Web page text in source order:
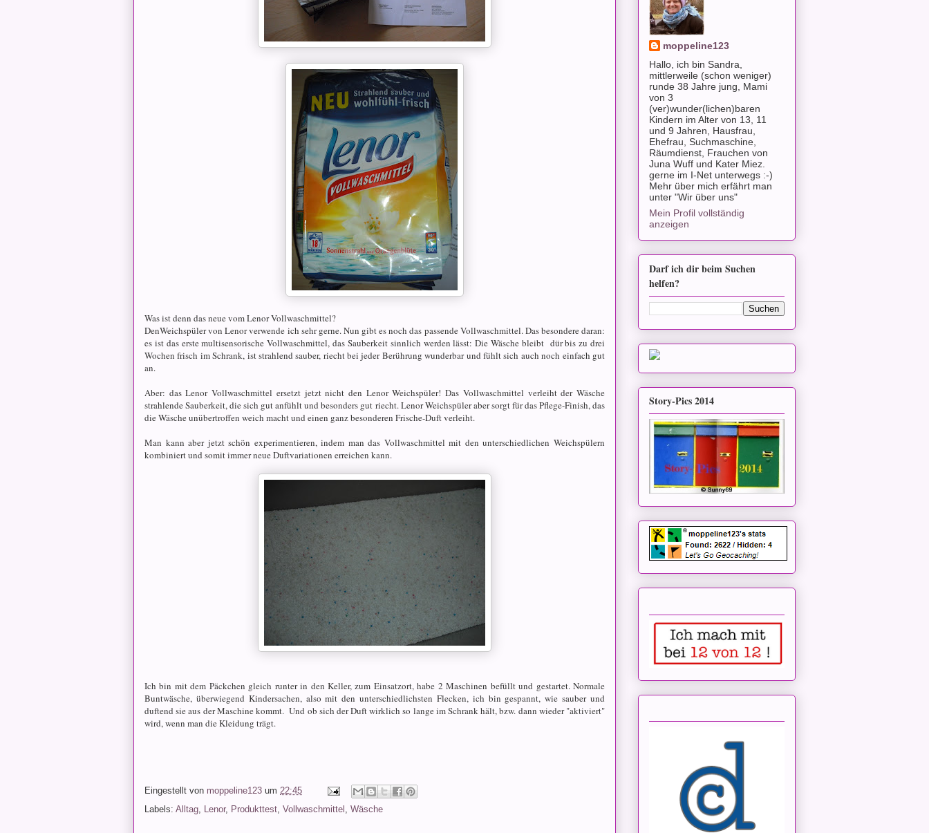
Was ist denn das neue vom Lenor Vollwaschmittel?
DenWeichspüler von Lenor verwende ich sehr gerne. Nun gibt es noch das passende Vollwaschmittel. Das besondere daran:
es ist das erste multisensorische Vollwaschmittel, das Sauberkeit sinnlich werden lässt: Die Wäsche bleibt dür bis zu drei
Wochen frisch im Schrank, ist strahlend sauber, riecht bei jeder Berührung wunderbar und fühlt sich auch noch einfach gut
an.
Aber: das Lenor Vollwaschmittel ersetzt jetzt nicht den Lenor Weichspüler! Das Vollwaschmittel verleiht der Wäsche
strahlende Sauberkeit, die sich gut anfühlt und besonders gut riecht. Lenor Weichspüler aber sorgt für das Pflege-Finish, das
die Wäsche unübertroffen weich macht und einen ganz besonderen Frische-Duft verleiht.
Man kann aber jetzt schön experimentieren, indem man das Vollwaschmittel mit den unterschiedlichen Weichspülern
kombiniert und somit immer neue Duftvariationen erreichen kann.
Ich bin mit dem Päckchen gleich runter in den Keller, zum Einsatzort, habe 2 Maschinen befüllt und gestartet. Normale
Buntwäsche, überwiegend Kindersachen, also mit den unterschiedlichsten Flecken, ich bin gespannt, wie sauber und
duftend sie aus der Maschine kommt. Und ob sich der Duft wirklich so lange im Schrank hält, bzw. dann wieder "aktiviert"
wird, wenn man die Kleidung trägt.
Eingestellt von moppeline123 um 22:45
Labels: Alltag Lenor, Produkttest Vollwaschmittel Wäsche
moppeline123
Hallo, ich bin Sandra,
mittlerweile (schon weniger)
runde 38 Jahre jung, Mami
von 3
(ver)wunder(lichen)baren
Kindern im Alter von 13, 11
und 9 Jahren, Hausfrau,
Ehefrau, Suchmaschine,
Räumdienst, Frauchen von
Juna Wuff und Kater Miez.
gerne im I-Net unterwegs :-)
Mehr über mich erfährt man
unter "Wir über uns"
Mein Profil vollständig
anzeigen
Darf ich dir beim Suchen
helfen?
Story-Pics 2014